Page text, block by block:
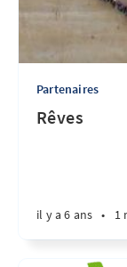
Partenaires
Rêves
il y a 6 ans • 1